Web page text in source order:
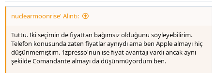
nuclearmoonrise' Alıntı:
Tuttu. İki seçimin de fiyattan bağımsız olduğunu söyleyebilirim.
Telefon konusunda zaten fiyatlar aynıydı ama ben Apple almayı hiç
düşünmemiştim. 1zpresso'nun ise fiyat avantajı vardı ancak aynı
şekilde Comandante almayı da düşünmüyordum ben.